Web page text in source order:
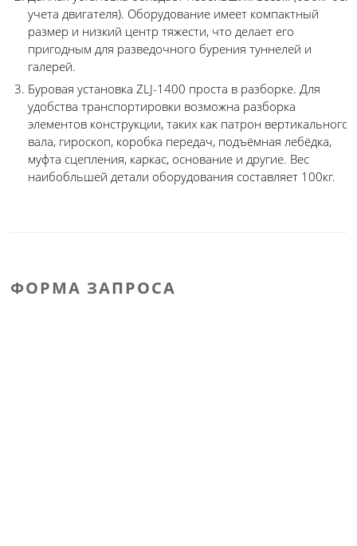
учета двигателя). Оборудование имеет компактный
размер и низкий центр тяжести, что делает его
пригодным для разведочного бурения туннелей и
галерей.
Буровая установка ZLJ-1400 проста в разборке. Для
удобства транспортировки возможна разборка
элементов конструкции, таких как патрон вертикального
вала, гироскоп, коробка передач, подъёмная лебёдка,
муфта сцепления, каркас, основание и другие. Вес
наибобльшей детали оборудования составляет 100кг.
ФОРМА ЗАПРОСА